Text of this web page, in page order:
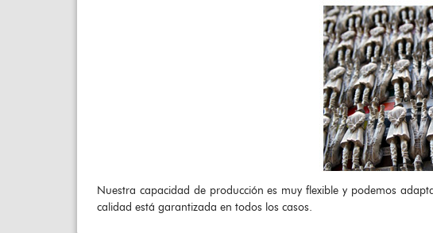
Nuestra capacidad de producción es muy flexible y podemos
calidad está garantizada en todos los casos.